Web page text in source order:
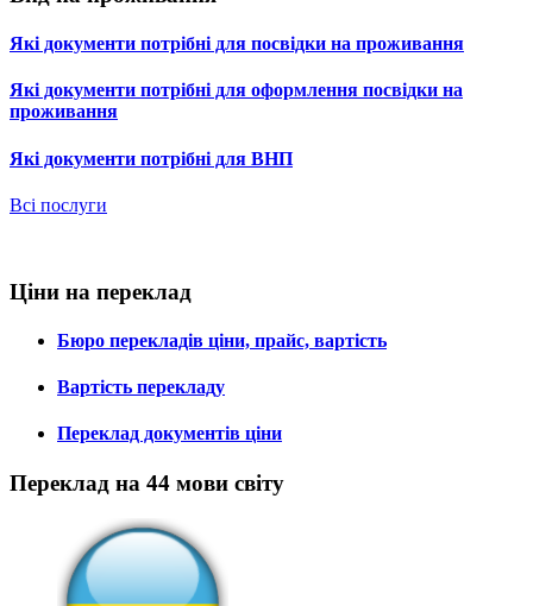
Які документи потрібні для посвідки на проживання
Які документи потрібні для оформлення посвідки на
проживання
Які документи потрібні для ВНП
Всі послуги
Ціни на переклад
Бюро перекладів ціни, прайс, вартість
Вартість перекладу
Переклад документів ціни
Переклад на 44 мови світу